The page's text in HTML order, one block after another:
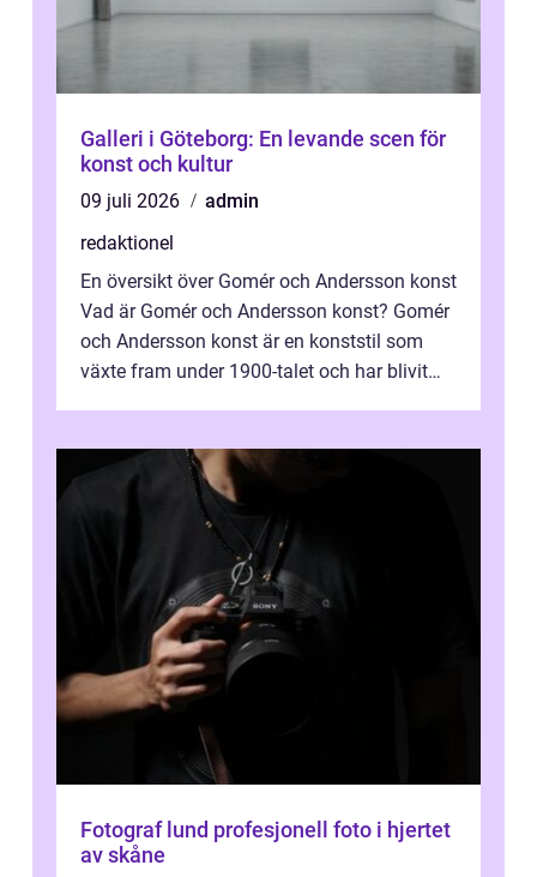
Galleri i Göteborg: En levande scen för
konst och kultur
09 juli 2026
admin
redaktionel
En översikt över Gomér och Andersson konst
Vad är Gomér och Andersson konst? Gomér
och Andersson konst är en konststil som
växte fram under 1900-talet och har blivit
Fotograf lund profesjonell foto i hjertet
av skåne